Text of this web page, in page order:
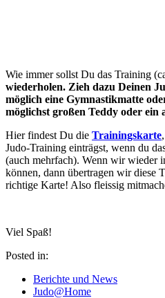
Wie immer sollst Du das Training
wiederholen. Zieh dazu Deinen
möglich eine Gymnastikmatte
möglichst großen Teddy oder ein
Hier findest Du die Trainingskarte
Judo-Training einträgst, wenn du
(auch mehrfach). Wenn wir wieder
können, dann übertragen wir diese
richtige Karte! Also fleissig
Viel Spaß!
Posted in:
Berichte und News
Judo@Home